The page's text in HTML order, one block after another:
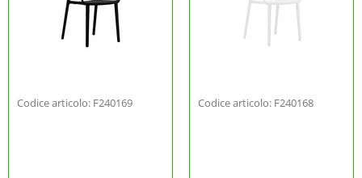
Codice articolo: F240169 Codice articolo: F240168